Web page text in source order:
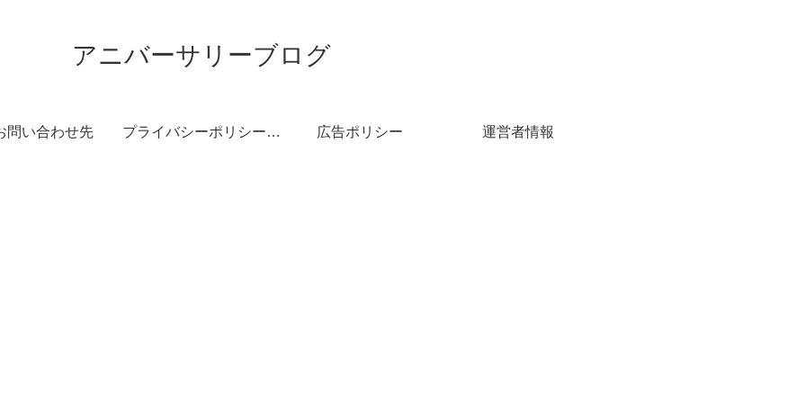
アニバーサリーブログ
問い合わせ先 プライバシーポリシー・免責事項 広告ポリシー 運営者情報